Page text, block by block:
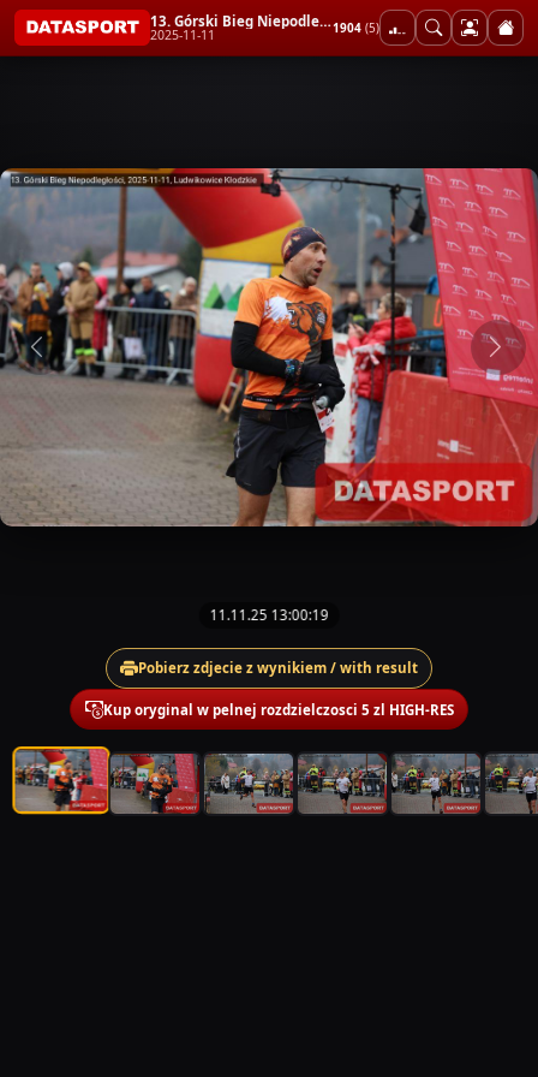
13. Górski Bieg Niepodległości
2025-11-11 1904 (5)
11.11.25 13:00:19
Pobierz zdjecie z wynikiem / with result
Kup oryginal w pelnej rozdzielczosci 5 zl HIGH-RES